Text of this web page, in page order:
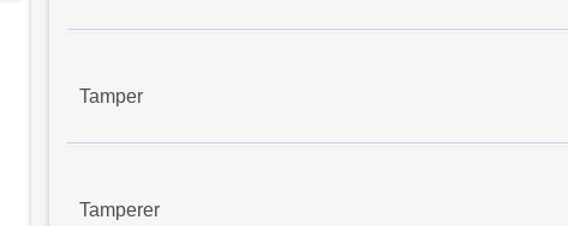
Tamper
Tamperer